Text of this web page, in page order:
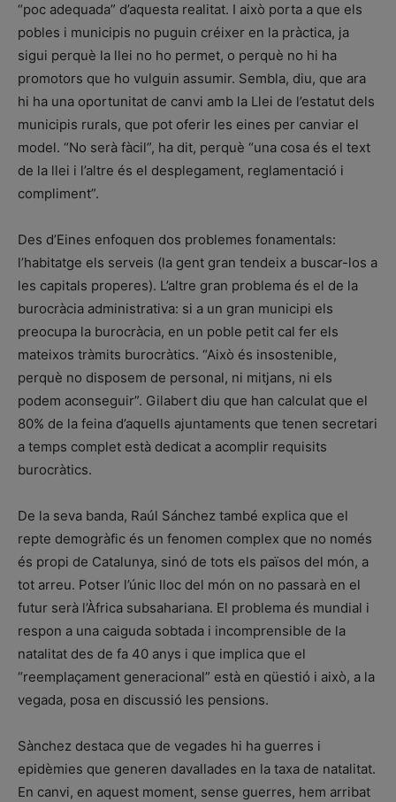
“poc adequada” d’aquesta realitat. I això porta a que els
pobles i municipis no puguin créixer en la pràctica, ja
sigui perquè la llei no ho permet, o perquè no hi ha
promotors que ho vulguin assumir. Sembla, diu, que ara
hi ha una oportunitat de canvi amb la Llei de l’estatut dels
municipis rurals, que pot oferir les eines per canviar el
model. “No serà fàcil”, ha dit, perquè “una cosa és el text
de la llei i l’altre és el desplegament, reglamentació i
compliment”.
Des d’Eines enfoquen dos problemes fonamentals:
l’habitatge els serveis (la gent gran tendeix a buscar-los a
les capitals properes). L’altre gran problema és el de la
burocràcia administrativa: si a un gran municipi els
preocupa la burocràcia, en un poble petit cal fer els
mateixos tràmits burocràtics. “Això és insostenible,
perquè no disposem de personal, ni mitjans, ni els
podem aconseguir”. Gilabert diu que han calculat que el
80% de la feina d’aquells ajuntaments que tenen secretari
a temps complet està dedicat a acomplir requisits
burocràtics.
De la seva banda, Raúl Sánchez també explica que el
repte demogràfic és un fenomen complex que no només
és propi de Catalunya, sinó de tots els països del món, a
tot arreu. Potser l’únic lloc del món on no passarà en el
futur serà l’Àfrica subsahariana. El problema és mundial i
respon a una caiguda sobtada i incomprensible de la
natalitat des de fa 40 anys i que implica que el
“reemplaçament generacional” està en qüestió i això, a la
vegada, posa en discussió les pensions.
Sànchez destaca que de vegades hi ha guerres i
epidèmies que generen davallades en la taxa de natalitat.
En canvi, en aquest moment, sense guerres, hem arribat